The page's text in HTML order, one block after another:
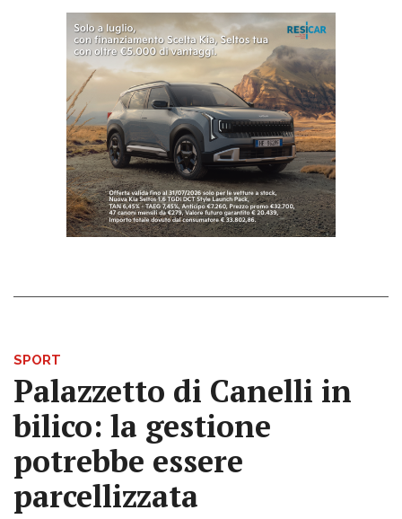
SPORT
Palazzetto di Canelli in
bilico: la gestione
potrebbe essere
parcellizzata